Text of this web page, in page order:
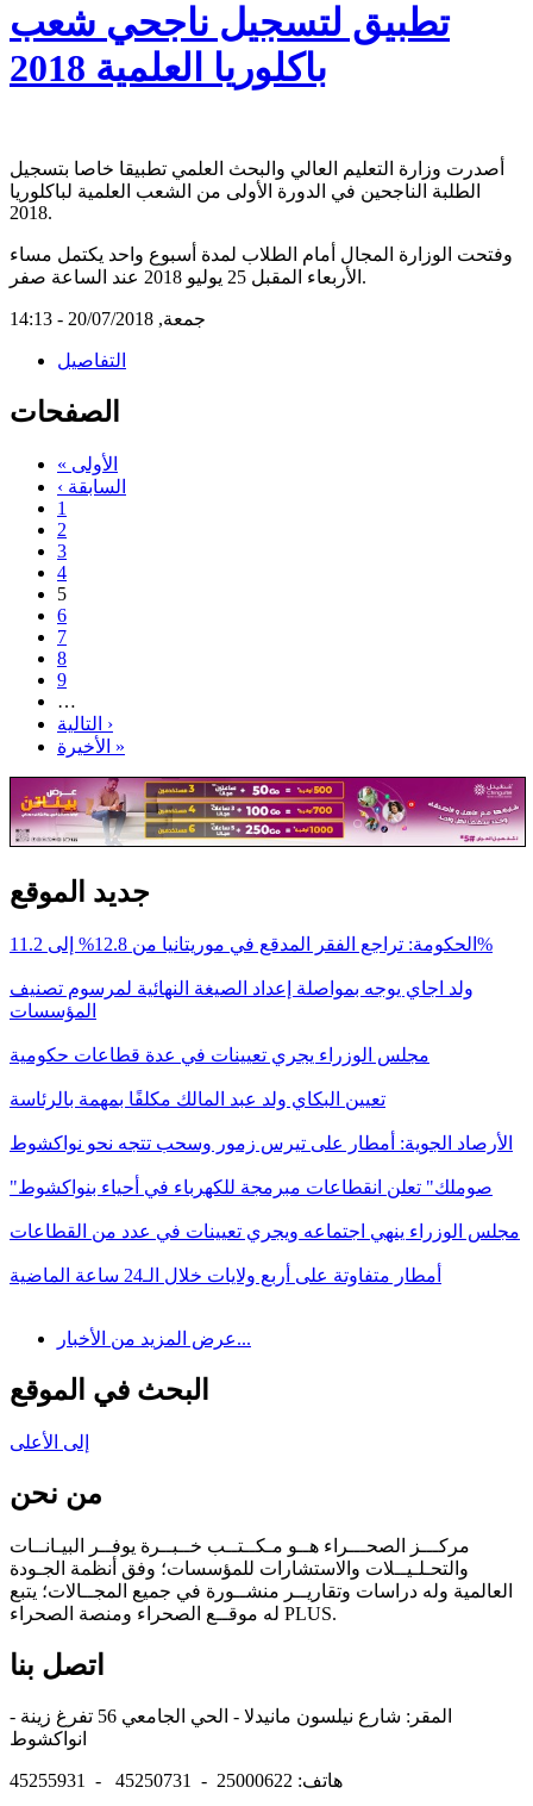
تطبيق لتسجيل ناجحي شعب
باكلوريا العلمية 2018
أصدرت وزارة التعليم العالي والبحث العلمي تطبيقا خاصا بتسجيل
الطلبة الناجحين في الدورة الأولى من الشعب العلمية لباكلوريا
2018.
وفتحت الوزارة المجال أمام الطلاب لمدة أسبوع واحد يكتمل مساء
الأربعاء المقبل 25 يوليو 2018 عند الساعة صفر.
جمعة, 20/07/2018 - 14:13
التفاصيل
الصفحات
« الأولى
‹ السابقة
1
2
3
4
5
6
7
8
9
…
التالية ›
الأخيرة »
جديد الموقع
الحكومة: تراجع الفقر المدقع في موريتانيا من 12.8% إلى 11.2%
ولد اجاي يوجه بمواصلة إعداد الصيغة النهائية لمرسوم تصنيف
المؤسسات
مجلس الوزراء يجري تعيينات في عدة قطاعات حكومية
تعيين البكاي ولد عبد المالك مكلفًا بمهمة بالرئاسة
الأرصاد الجوية: أمطار على تيرس زمور وسحب تتجه نحو نواكشوط
"صوملك" تعلن انقطاعات مبرمجة للكهرباء في أحياء بنواكشوط
مجلس الوزراء ينهي اجتماعه ويجري تعيينات في عدد من القطاعات
أمطار متفاوتة على أربع ولايات خلال الـ24 ساعة الماضية
عرض المزيد من الأخبار...
البحث في الموقع
إلى الأعلى
من نحن
مركـــز الصحـــراء هــو مـكــتــب خــبــرة يوفــر البيـانــات
والتحـلـيــلات والاستشارات للمؤسسات؛ وفق أنظمة الجـودة
العالمية وله دراسات وتقاريــر منشــورة في جميع المجــالات؛ يتبع
له موقــع الصحراء ومنصة الصحراء PLUS.
اتصل بنا
المقر: شارع نيلسون مانيدلا - الحي الجامعي 56 تفرغ زينة -
هاتف: 25000622 - 45250731 - 45255931